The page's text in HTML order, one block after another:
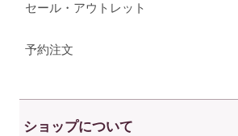
セール・アウトレット
予約注文
ショップについて